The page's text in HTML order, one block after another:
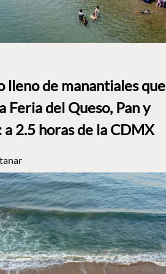
lleno de manantiales que
Feria del Queso, Pan y
a 2.5 horas de la CDMX